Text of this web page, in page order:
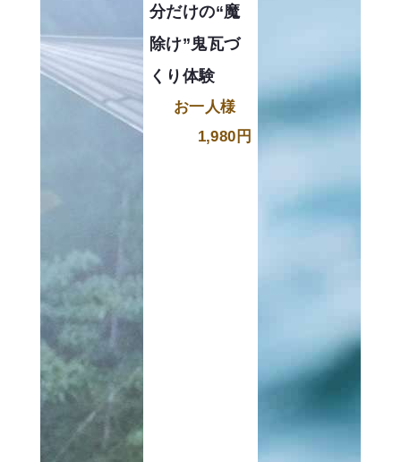
分だけの“魔
除け”鬼瓦づ
くり体験
お一人様
1,980円